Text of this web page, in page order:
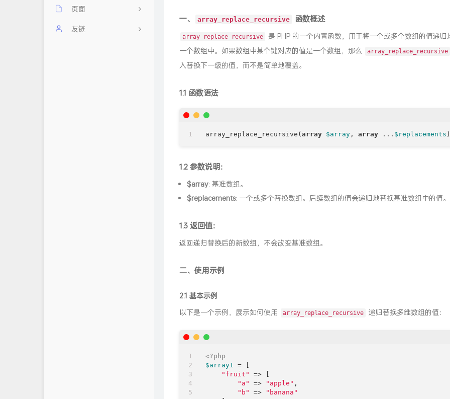
11
2
页面
每日60秒，阅读天下事
友链
一、 array_replace_recursive 函数概述
array_replace_recursive
是 PHP 的一个内置函数，用于将一个或多个数组的值递归
一个数组中。如果数组中某个键对应的值是一个数组，那么
array_replace_recursive
入替换下一级的值，而不是简单地覆盖。
1.1 函数语法
array_replace_recursive(array $array , array ... $replacements
1.2 参数说明：
$array: 基准数组。
$replacements: 一个或多个替换数组。后续数组的值会递归地替换基准数组中的值。
1.3 返回值：
返回递归替换后的新数组，不会改变基准数组。
二、使用示例
2.1 基本示例
以下是一个示例，展示如何使用
array_replace_recursive 递归替换多维数组的值：
<?php
$array1
= [
"fruit"
=> [
"a"
=> "apple" ,
"b"
=>
"banana"